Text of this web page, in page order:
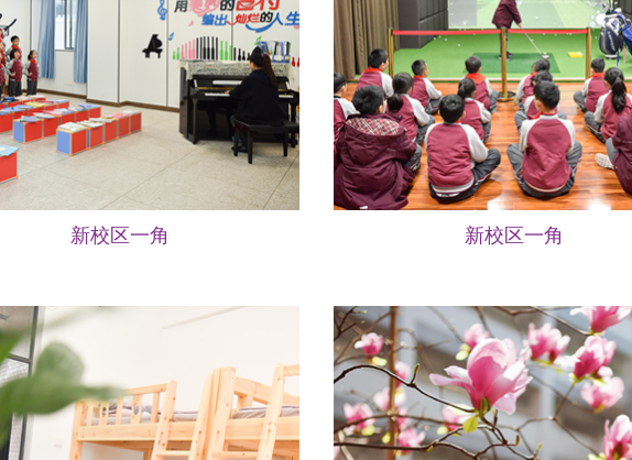
新校区一角 新校区一角